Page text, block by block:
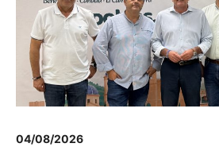
04/08/2026